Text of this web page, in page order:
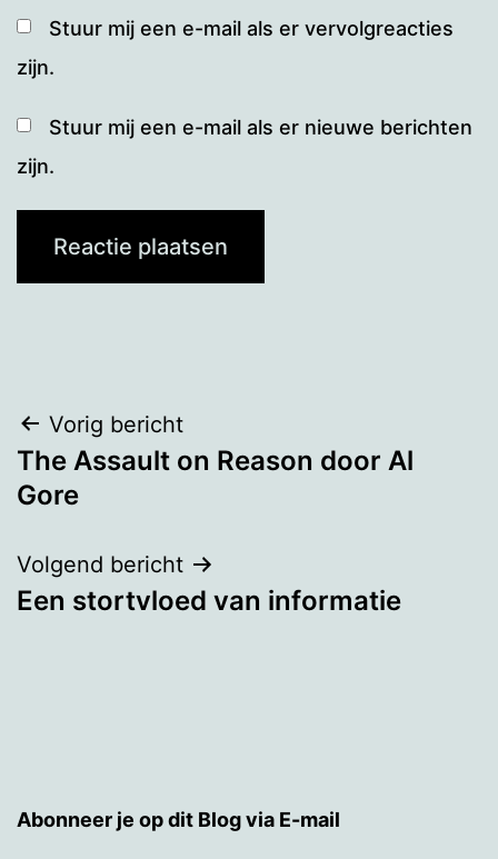
Stuur mij een e-mail als er vervolgreacties
zijn.
Stuur mij een e-mail als er nieuwe berichten
zijn.
Bericht
navigatie
Vorig bericht
The Assault on Reason door Al
Gore
Volgend bericht
Een stortvloed van informatie
Abonneer je op dit Blog via E-mail